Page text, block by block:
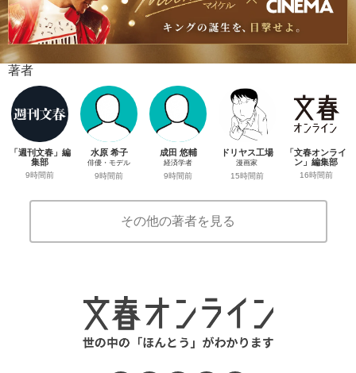
著者
「週刊文春」編
集部
9時間前
水原 希子
俳優・モデル
9時間前
成田 悠輔
経済学者
9時間前
ドリヤス工場
漫画家
15時間前
「文春オンライ
ン」編集部
16時間前
その他の著者を見る